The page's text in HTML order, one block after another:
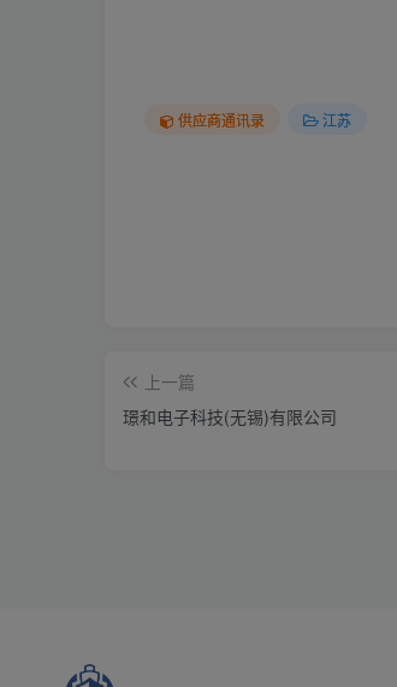
供应商通讯录 江苏
上一篇
璟和电子科技(无锡)有限公司